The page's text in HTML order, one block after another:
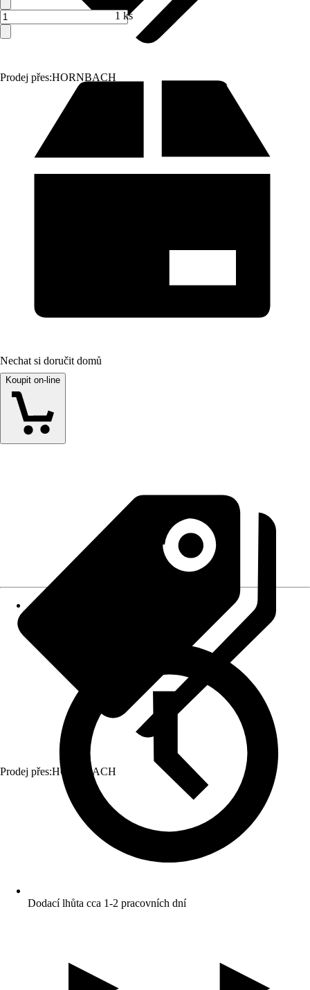
Prodej přes:HORNBACH
1 ks
Nechat si doručit domů
Koupit on-line
Prodej přes:HORNBACH
Dodací lhůta cca 1-2 pracovních dní